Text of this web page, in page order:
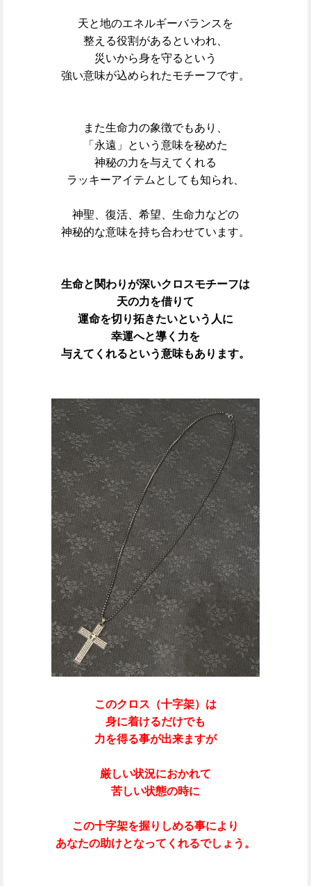
天と地のエネルギーバランスを
整える役割があるといわれ、
災いから身を守るという
強い意味が込められたモチーフです。
また生命力の象徴でもあり、
「永遠」という意味を秘めた
神秘の力を与えてくれる
ラッキーアイテムとしても知られ、
神聖、復活、希望、生命力などの
神秘的な意味を持ち合わせています。
生命と関わりが深いクロスモチーフは
天の力を借りて
運命を切り拓きたいという人に
幸運へと導く力を
与えてくれるという意味もあります。
このクロス（十字架）は
身に着けるだけでも
力を得る事が出来ますが
厳しい状況におかれて
苦しい状態の時に
この十字架を握りしめる事により
あなたの助けとなってくれるでしょう。